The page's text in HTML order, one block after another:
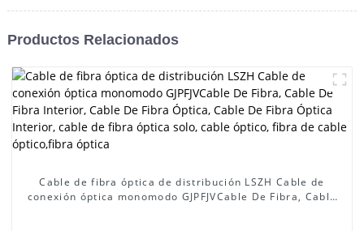
Productos Relacionados
Cable de fibra óptica de distribución LSZH Cable de
conexión óptica monomodo GJPFJVCable De Fibra, Cable